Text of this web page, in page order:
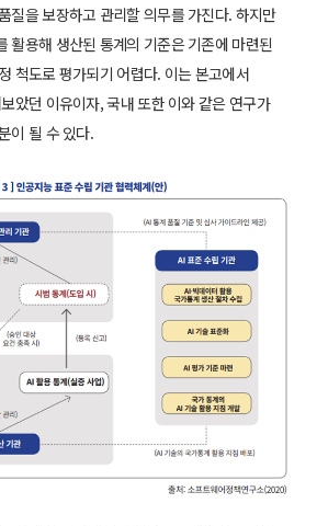
질을 보장하고 관리할 의무를 가진다. 하지만
활용해 생산된 통계의 기준은 기존에 마련된
척도로 평가되기 어렵다. 이는 본고에서
았던 이유이자, 국내 또한 이와 같은 연구가
이 될 수 있다.